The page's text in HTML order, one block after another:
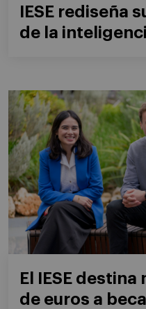
IESE rediseña
de la
El IESE
de euros a